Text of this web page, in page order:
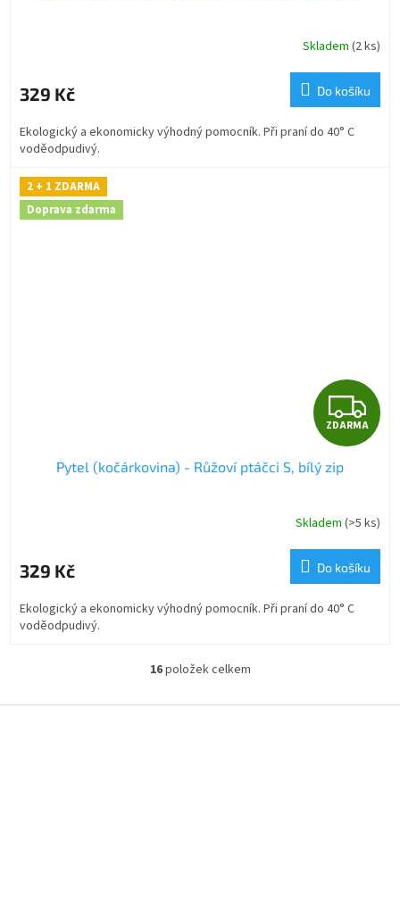
R
M
A
Skladem (2 ks)
329 Kč Do košíku
Ekologický a ekonomicky výhodný pomocník. Při praní do 40° C
voděodpudivý.
2 + 1 ZDARMA
Doprava zdarma
Z
D
R
M
A
ZDARMA
Pytel (kočárkovina) - Růžoví ptáčci S, bílý zip
Skladem (>5 ks)
329 Kč Do košíku
Ekologický a ekonomicky výhodný pomocník. Při praní do 40° C
voděodpudivý.
O
l
16položek celkem